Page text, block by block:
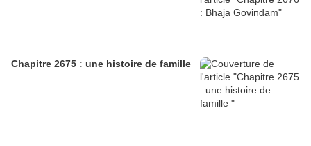
Chapitre 2675 : une histoire de famille